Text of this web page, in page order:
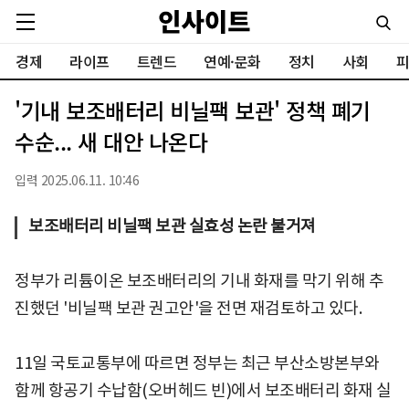
경제 라이프 트렌드 연예·문화 정치 사회
'기내 보조배터리 비닐팩 보관' 정책 폐기
수순... 새 대안 나온다
입력 2025.06.11. 10:46
보조배터리 비닐팩 보관 실효성 논란 불거져
정부가 리튬이온 보조배터리의 기내 화재를 막기 위해 추
진했던 '비닐팩 보관 권고안'을 전면 재검토하고 있다.
11일 국토교통부에 따르면 정부는 최근 부산소방본부와
함께 항공기 수납함(오버헤드 빈)에서 보조배터리 화재 실